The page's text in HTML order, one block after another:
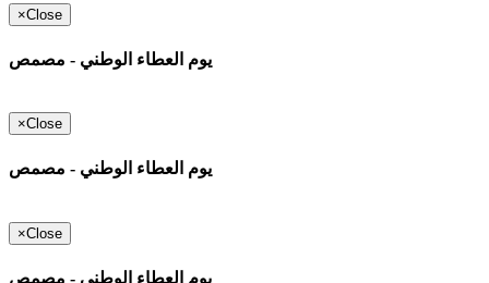
×Close
يوم العطاء الوطني - مصمص
×Close
يوم العطاء الوطني - مصمص
×Close
يوم العطاء الوطني - مصمص